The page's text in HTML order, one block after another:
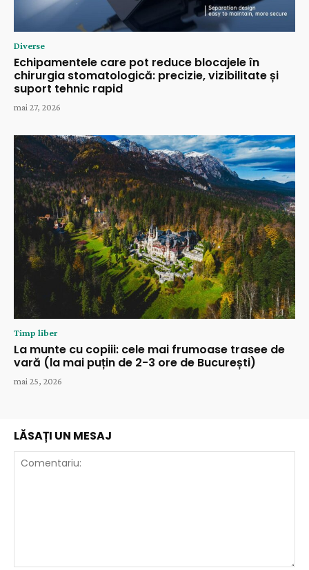
Diverse
Echipamentele care pot reduce blocajele în
chirurgia stomatologică: precizie, vizibilitate și
suport tehnic rapid
mai 27, 2026
Timp liber
La munte cu copiii: cele mai frumoase trasee de
vară (la mai puțin de 2-3 ore de București)
mai 25, 2026
LĂSAȚI UN MESAJ